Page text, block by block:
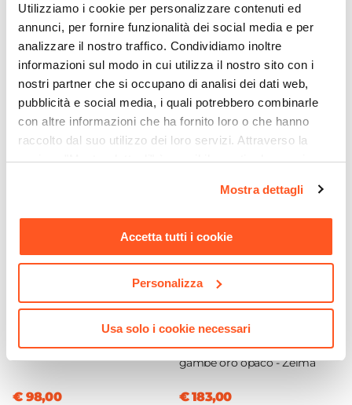
Utilizziamo i cookie per personalizzare contenuti ed
annunci, per fornire funzionalità dei social media e per
analizzare il nostro traffico. Condividiamo inoltre
informazioni sul modo in cui utilizza il nostro sito con i
nostri partner che si occupano di analisi dei dati web,
pubblicità e social media, i quali potrebbero combinarle
con altre informazioni che ha fornito loro o che hanno
raccolto dal suo utilizzo dei loro servizi. Attraverso la
sezione "Mostra dettagli" è possibile gestire le proprie
momento. Per maggiori informazioni si invita a leggere la
nostraCookie Policy.
Mostra dettagli
Accetta tutti i cookie
Personalizza
Usa solo i cookie necessari
Imbottitura
Schiuma poliuretanica
Sfoderabile
No
Dimensioni Letto
191 x 76 x 33h cm
Poltrona in tessuto teddy
bianco con schienale a
guscio - Maved
€ 180,00
Poltrona in tessuto teddy
bianco con braccioli e
gambe nere - Jinny
€ 157,00
disegno diamanti in cotone
panna
€ 98,00
cashmere e rovere albini
cannettato con 3 ante e
gambe oro opaco - Zelma
€ 183,00